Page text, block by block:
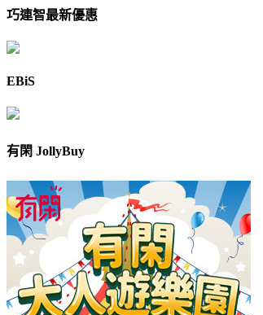
巧連智最新優惠
EBiS
有閑 JollyBuy